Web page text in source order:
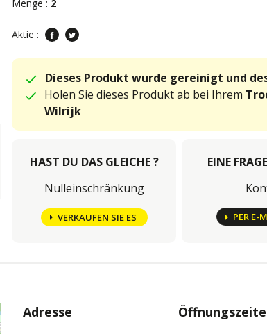
Menge : 2
Aktie :
Dieses Produkt wurde gereinigt und
Holen Sie dieses Produkt ab bei Ihrem
Wilrijk
HAST DU DAS GLEICHE ?
Nulleinschränkung
VERKAUFEN SIE ES
EINE
PER E-
Adresse